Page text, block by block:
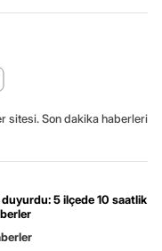
sitesi. Son dakika haberleri
5 ilçede 10 saatlik